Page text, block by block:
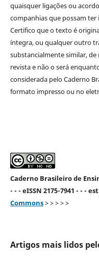
quaisquer ligações ou
companhias que possam ter
Certifico que o texto é
íntegra, ou qualquer outro
substancialmente similar,
revista e não o será
considerada pelo Caderno
formato impresso ou no
Caderno Brasileiro de
- - - eISSN 2175-7941 - - -
Commons> > > > >
Artigos mais lidos